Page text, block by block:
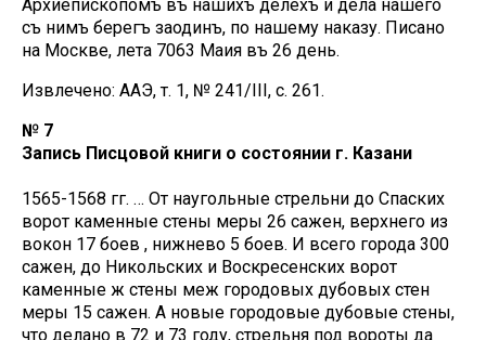
Архиепископомъ въ нашихъ делехъ и дела нашего
съ нимъ берегъ заодинъ, по нашему наказу. Писано
на Москве, лета 7063 Маия въ 26 день.
Извлечено: ААЭ, т. 1, № 241/III, с. 261.
№ 7
Запись Писцовой книги о состоянии г. Казани
1565-1568 гг. … От наугольные стрельни до Спаских
ворот каменные стены меры 26 сажен, верхнего из
вокон 17 боев , нижнево 5 боев. И всего города 300
сажен, до Никольских и Воскресенских ворот
каменные ж стены меж городовых дубовых стен
меры 15 сажен. А новые городовые дубовые стены,
что делано в 72 и 73 году, стрельня под вороты да